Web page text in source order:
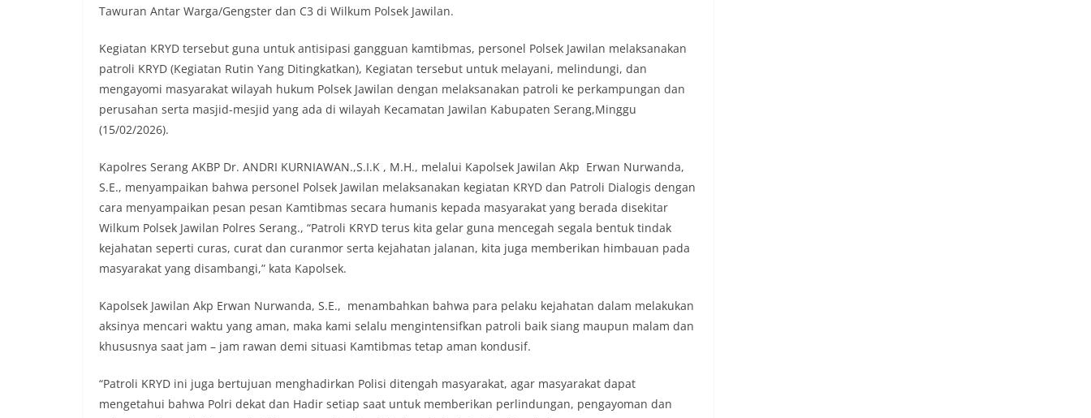
Tawuran Antar Warga/Gengster dan C3 di Wilkum Polsek Jawilan.
Kegiatan KRYD tersebut guna untuk antisipasi gangguan kamtibmas, personel Polsek Jawilan melaksanakan
patroli KRYD (Kegiatan Rutin Yang Ditingkatkan), Kegiatan tersebut untuk melayani, melindungi, dan
mengayomi masyarakat wilayah hukum Polsek Jawilan dengan melaksanakan patroli ke perkampungan dan
perusahan serta masjid-mesjid yang ada di wilayah Kecamatan Jawilan Kabupaten Serang,Minggu
(15/02/2026).
Kapolres Serang AKBP Dr. ANDRI KURNIAWAN.,S.I.K , M.H., melalui Kapolsek Jawilan Akp Erwan Nurwanda,
S.E., menyampaikan bahwa personel Polsek Jawilan melaksanakan kegiatan KRYD dan Patroli Dialogis dengan
cara menyampaikan pesan pesan Kamtibmas secara humanis kepada masyarakat yang berada disekitar
Wilkum Polsek Jawilan Polres Serang., “Patroli KRYD terus kita gelar guna mencegah segala bentuk tindak
kejahatan seperti curas, curat dan curanmor serta kejahatan jalanan, kita juga memberikan himbauan pada
masyarakat yang disambangi,” kata Kapolsek.
Kapolsek Jawilan Akp Erwan Nurwanda, S.E., menambahkan bahwa para pelaku kejahatan dalam melakukan
aksinya mencari waktu yang aman, maka kami selalu mengintensifkan patroli baik siang maupun malam dan
khususnya saat jam – jam rawan demi situasi Kamtibmas tetap aman kondusif.
“Patroli KRYD ini juga bertujuan menghadirkan Polisi ditengah masyarakat, agar masyarakat dapat
mengetahui bahwa Polri dekat dan Hadir setiap saat untuk memberikan perlindungan, pengayoman dan